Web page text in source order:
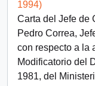
1994)
Carta del Jefe de
Pedro Correa,
con respecto a la
Modificatorio del
1981, del